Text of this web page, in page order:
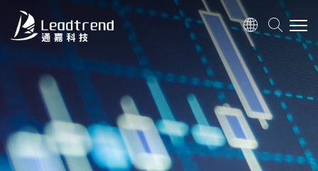
关于我们
产品
应用